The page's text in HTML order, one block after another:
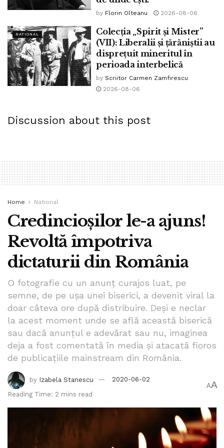
politicienii știu asta, dar preferă să mai bată monedă pe
în stradă cu adevărat. În Italia, dar nu numai.
Tags: bpnews italia nu se predă manifestație
matteo salvini Roma ziua națională a Italiei
by Florin Olteanu 2026-08-06
NATIONAL
Colecția „Spirit și Mister”
(VII): Liberalii și țărăniștii au
disprețuit mineritul în
perioada interbelică
by Scriitor Carmen Zamfirescu
2026-08-06
Discussion about this post
Home National
Credincioșilor le-a ajuns!
Revoltă împotriva
dictaturii din România
O fotografie cu un anunț curajos luat, pe
semne, de pe ușa unei biserici, a devenit viral la
doar câteva ore după distribuire. Deși e neclar
la acest moment unde se află această biserică
sau dacă anunțul e adevărat sau nu, imaginea
deja a fost comentată în media și atacată fioros
de publicațiile mainstream din România.
by Izabela Stanescu
2020-06-02
Reading Time: 2 mins read
AA